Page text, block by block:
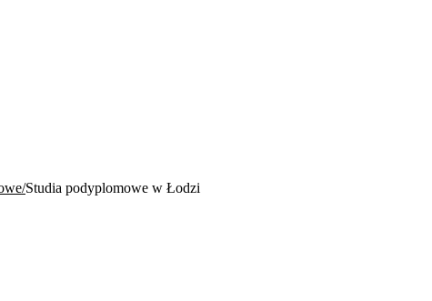
Studia podyplomowe w Łodzi